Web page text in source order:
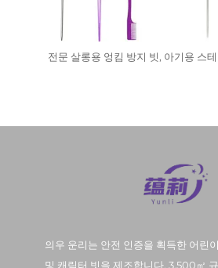
전문 살롱용 엉킴 방지 빗, 아기용 스
의우 운리는 안전 인증을 획득한 어린
및 캐릭터 빗을 제조합니다. 3,500㎡